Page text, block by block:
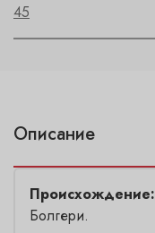
45
Описание
Происхождение:
Болгери.